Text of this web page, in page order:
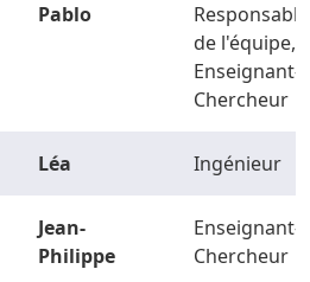
Pablo
Responsable
de l'équipe,
Enseignant-
Chercheur
Léa Ingénieur
Jean-
Philippe
Enseignant-
Chercheur